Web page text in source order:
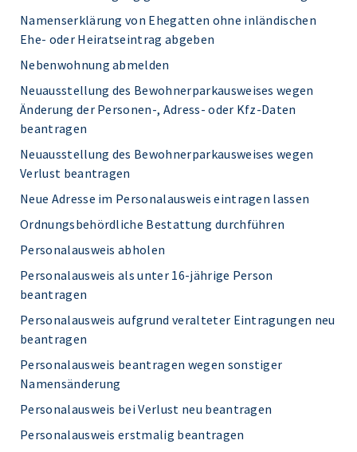
Namenserklärung von Ehegatten ohne inländischen
Ehe- oder Heiratseintrag abgeben
Nebenwohnung abmelden
Neuausstellung des Bewohnerparkausweises wegen
Änderung der Personen-, Adress- oder Kfz-Daten
beantragen
Neuausstellung des Bewohnerparkausweises wegen
Verlust beantragen
Neue Adresse im Personalausweis eintragen lassen
Ordnungsbehördliche Bestattung durchführen
Personalausweis abholen
Personalausweis als unter 16-jährige Person
beantragen
Personalausweis aufgrund veralteter Eintragungen neu
beantragen
Personalausweis beantragen wegen sonstiger
Namensänderung
Personalausweis bei Verlust neu beantragen
Personalausweis erstmalig beantragen